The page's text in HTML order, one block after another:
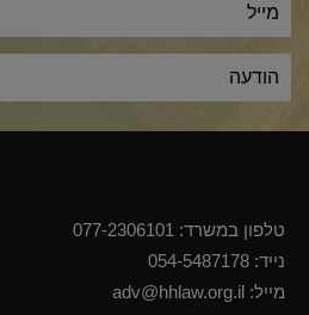
טלפון במשרד: 077-2306101
נייד: 054-5487178
מייל: adv@hhlaw.org.il